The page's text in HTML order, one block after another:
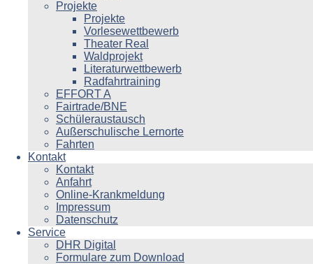
Projekte
Projekte
Vorlesewettbewerb
Theater Real
Waldprojekt
Literaturwettbewerb
Radfahrtraining
EFFORT A
Fairtrade/BNE
Schüleraustausch
Außerschulische Lernorte
Fahrten
Kontakt
Kontakt
Anfahrt
Online-Krankmeldung
Impressum
Datenschutz
Service
DHR Digital
Formulare zum Download